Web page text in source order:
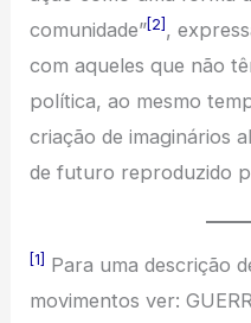
comunidade” [2] ,
com aqueles que não
política, ao mesmo
criação de imaginários
de futuro reproduzido
[1]
Para uma descrição
movimentos ver: